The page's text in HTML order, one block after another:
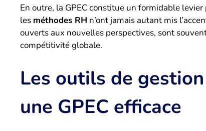
En outre, la GPEC constitue un formidable
les méthodes RH n’ont jamais autant mis
ouverts aux nouvelles perspectives, sont
compétitivité globale.
Les outils de
une GPEC efficace